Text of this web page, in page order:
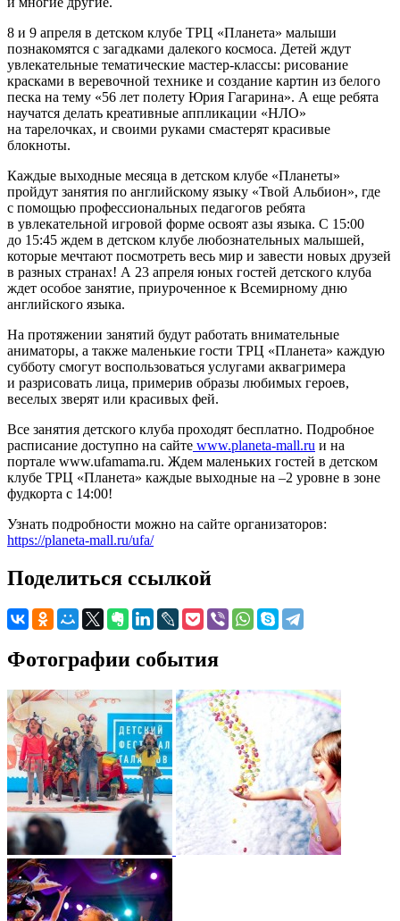
8 и 9 апреля в детском клубе ТРЦ «Планета» малыши
познакомятся с загадками далекого космоса. Детей ждут
увлекательные тематические мастер-классы: рисование
красками в веревочной технике и создание картин из белого
песка на тему «56 лет полету Юрия Гагарина». А еще ребята
научатся делать креативные аппликации «НЛО»
на тарелочках, и своими руками смастерят красивые
блокноты.
Каждые выходные месяца в детском клубе «Планеты»
пройдут занятия по английскому языку «Твой Альбион», где
с помощью профессиональных педагогов ребята
в увлекательной игровой форме освоят азы языка. С 15:00
до 15:45 ждем в детском клубе любознательных малышей,
которые мечтают посмотреть весь мир и завести новых друзей
в разных странах! А 23 апреля юных гостей детского клуба
ждет особое занятие, приуроченное к Всемирному дню
английского языка.
На протяжении занятий будут работать внимательные
аниматоры, а также маленькие гости ТРЦ «Планета» каждую
субботу смогут воспользоваться услугами аквагримера
и разрисовать лица, примерив образы любимых героев,
веселых зверят или красивых фей.
Все занятия детского клуба проходят бесплатно. Подробное
расписание доступно на сайте www.planeta-mall.ru и на
портале www.ufamama.ru. Ждем маленьких гостей в детском
клубе ТРЦ «Планета» каждые выходные на –2 уровне в зоне
фудкорта с 14:00!
Узнать подробности можно на сайте организаторов:
https://planeta-mall.ru/ufa/
Поделиться ссылкой
Фотографии события